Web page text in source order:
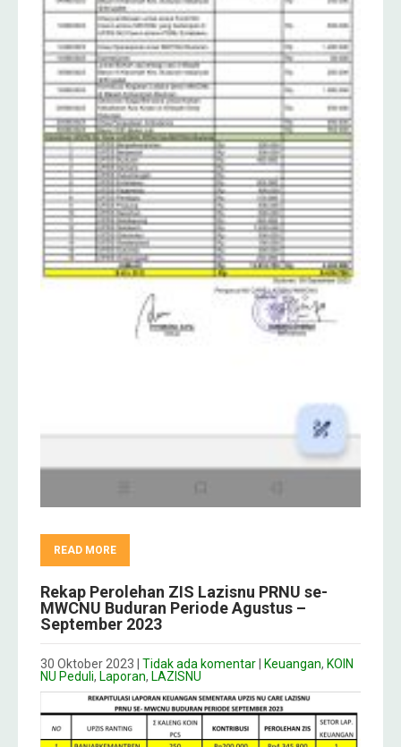
READ MORE
Rekap Perolehan ZIS Lazisnu PRNU se-
MWCNU Buduran Periode Agustus –
September 2023
30 Oktober 2023 Tidak ada komentar Keuangan, KOIN
NU Peduli, Laporan, LAZISNU